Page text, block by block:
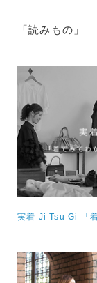
「読みもの」
実着 Ji Tsu Gi 「